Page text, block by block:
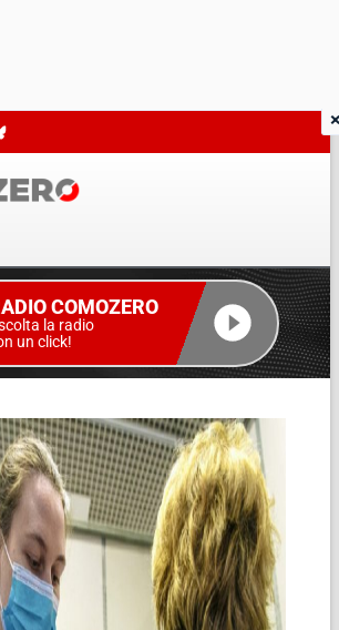
COMOZERO
la radio
un click!